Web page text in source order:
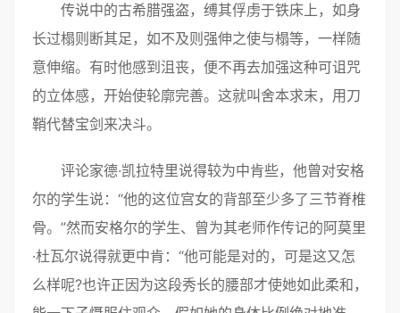
传说中的古希腊强盗，缚其俘虏于铁床上，如身
长过榻则断其足，如不及则强伸之使与榻等，一样随
意伸缩。有时他感到沮丧，便不再去加强这种可诅咒
的立体感，开始使轮廓完善。这就叫舍本求末，用刀
鞘代替宝剑来决斗。
评论家德·凯拉特里说得较为中肯些，他曾对安格
尔的学生说：“他的这位宫女的背部至少多了三节脊椎
骨。”然而安格尔的学生、曾为其老师作传记的阿莫里
·杜瓦尔说得就更中肯：“他可能是对的，可是这又怎
么样呢?也许正因为这段秀长的腰部才使她如此柔和，